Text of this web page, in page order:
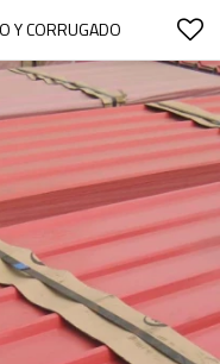
Y CORRUGADO